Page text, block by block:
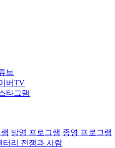
방영 프로그램 종영 프로그램
터리 전쟁과 사람